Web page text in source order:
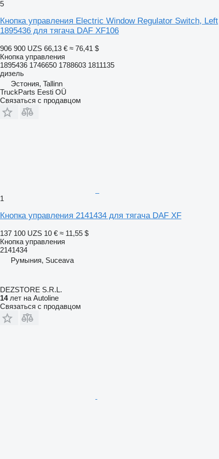
5
Кнопка управления Electric Window Regulator Switch, Left
1895436 для тягача DAF XF106
906 900 UZS 66,13 € ≈ 76,41 $
Кнопка управления
1895436 1746650 1788603 1811135
дизель
Эстония, Tallinn
TruckParts Eesti OÜ
Связаться с продавцом
1
Кнопка управления 2141434 для тягача DAF XF
137 100 UZS 10 € ≈ 11,55 $
Кнопка управления
2141434
Румыния, Suceava
DEZSTORE S.R.L.
14лет на Autoline
Связаться с продавцом